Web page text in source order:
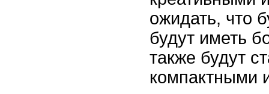
ожидать, что
будут иметь
также будут
компактными